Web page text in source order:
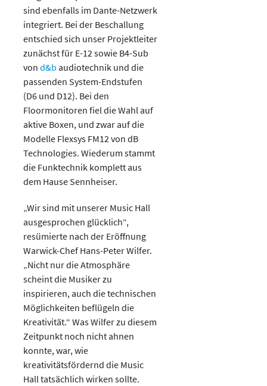
sind ebenfalls im Dante-Netzwerk
integriert. Bei der Beschallung
entschied sich unser Projektleiter
zunächst für E-12 sowie B4-Sub
von d&b audiotechnik und die
passenden System-Endstufen
(D6 und D12). Bei den
Floormonitoren fiel die Wahl auf
aktive Boxen, und zwar auf die
Modelle Flexsys FM12 von dB
Technologies. Wiederum stammt
die Funktechnik komplett aus
dem Hause Sennheiser.
„Wir sind mit unserer Music Hall
ausgesprochen glücklich“,
resümierte nach der Eröffnung
Warwick-Chef Hans-Peter Wilfer.
„Nicht nur die Atmosphäre
scheint die Musiker zu
inspirieren, auch die technischen
Möglichkeiten beflügeln die
Kreativität.“ Was Wilfer zu diesem
Zeitpunkt noch nicht ahnen
konnte, war, wie
kreativitätsfördernd die Music
Hall tatsächlich wirken sollte.